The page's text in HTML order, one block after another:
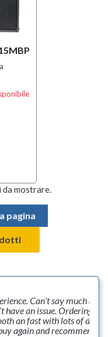
mostrare.
pagina
Can’t say much
have an issue. Ordering,
an fast with lots of
again and recommend